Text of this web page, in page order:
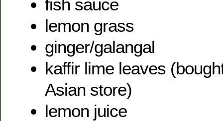
fish sauce
lemon grass
ginger/galangal
kaffir lime leaves
Asian store)
lemon juice